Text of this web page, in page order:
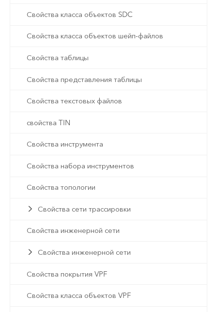
Свойства класса объектов SDC
Свойства класса объектов шейп-файлов
Свойства таблицы
Свойства представления таблицы
Свойства текстовых файлов
свойства TIN
Свойства инструмента
Свойства набора инструментов
Свойства топологии
Свойства сети трассировки
Свойства инженерной сети
Свойства инженерной сети
Свойства покрытия VPF
Свойства класса объектов VPF